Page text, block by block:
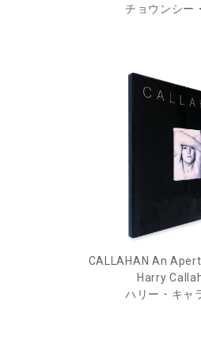
チョウンシー
CALLAHAN An
Harry
ハリー・キャ